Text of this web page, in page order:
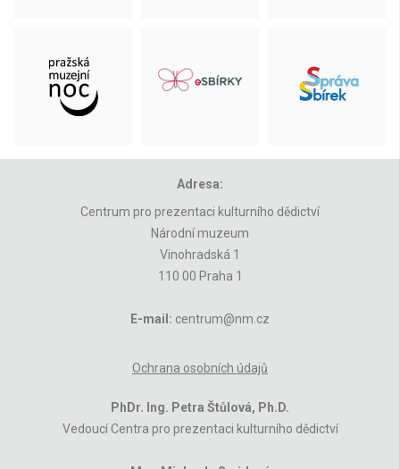
Adresa:
Centrum pro prezentaci kulturního dědictví
Národní muzeum
Vinohradská 1
110 00 Praha 1
E-mail: centrum@nm.cz
Ochrana osobních údajů
PhDr. Ing. Petra Štůlová, Ph.D.
Vedoucí Centra pro prezentaci kulturního dědictví